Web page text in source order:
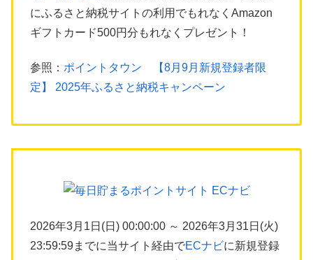
にふるさと納税サイトの利用でもれなくAmazon
ギフトカード500円分もれなくプレゼント！
参照： ポイントタウン 【8月9月新規登録者限
定】 2025年ふるさと納税キャンペーン
2026年3月1日(日) 00:00:00 ～ 2026年3月31日(火)
23:59:59までに当サイト経由でECナビに新規登録